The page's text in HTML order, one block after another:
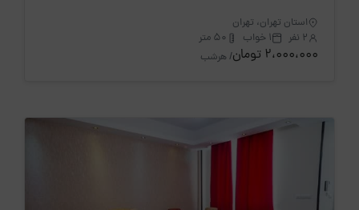
استان تهران، تهران
2 نفر
1 خواب 50 متر
2،000،000 تومان / هرشب